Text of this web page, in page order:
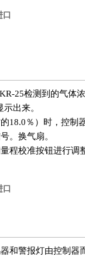
25检测到的气体
出来。
18.0％）时，控
。换气扇。
程校准按钮进行
和警报灯由控制器